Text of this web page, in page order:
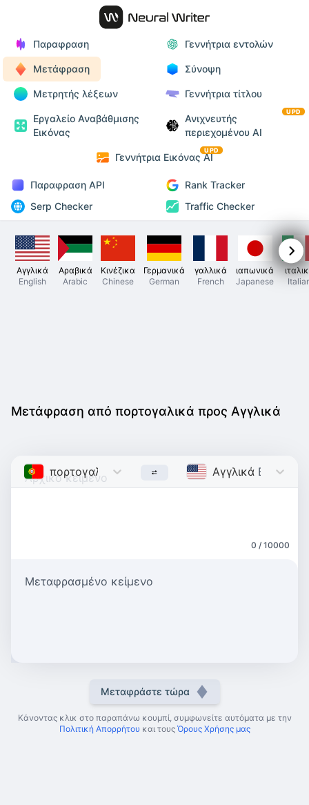
Παραφραση Γεννήτρια εντολών
Μετάφραση Σύνοψη
Μετρητής λέξεων Γεννήτρια τίτλου
Εργαλείο Αναβάθμισης
Εικόνας
Ανιχνευτής
περιεχομένου AI
UPD
Γεννήτρια Εικόνας AI
UPD
Παραφραση API
Rank Tracker
Serp Checker
Traffic Checker
Αγγλικά
English
Αραβικά
Arabic
Κινέζικα
Chinese
Γερμανικά
German
γαλλικά
French
ιαπωνικά
Japanese
Μετάφραση από πορτογαλικά προς Αγγλικά
πορτογαλικά Portuguese Αγγλικά English
0 / 10000
Μεταφρασμένο κείμενο
Μεταφράστε τώρα
Κάνοντας κλικ στο παραπάνω κουμπί, συμφωνείτε αυτόματα με την
Πολιτική Απορρήτου και τους Όρους Χρήσης μας